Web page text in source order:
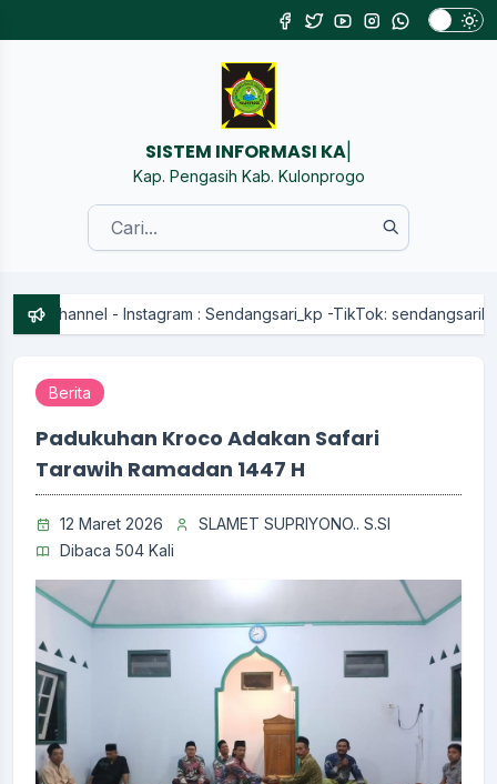
SISTEM INFORMASI KALURAHAN SEND
Kap. Pengasih Kab. Kulonprogo
: Sendangsari_kp -TikTok: sendangsarikp
Berita
Padukuhan Kroco Adakan Safari
Tarawih Ramadan 1447 H
12 Maret 2026
SLAMET SUPRIYONO.. S.SI
Dibaca 504 Kali